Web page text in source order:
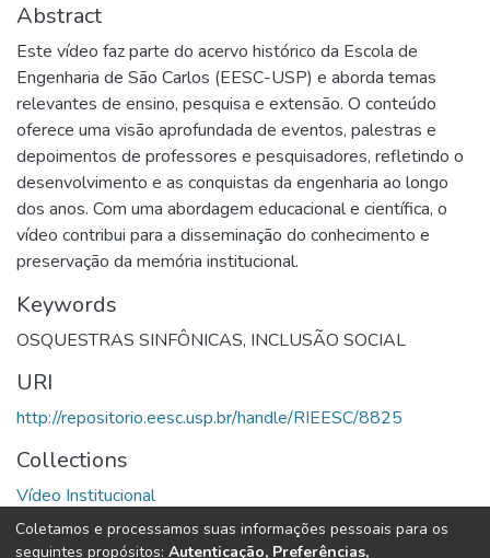
Abstract
Este vídeo faz parte do acervo histórico da Escola de
Engenharia de São Carlos (EESC-USP) e aborda temas
relevantes de ensino, pesquisa e extensão. O conteúdo
oferece uma visão aprofundada de eventos, palestras e
depoimentos de professores e pesquisadores, refletindo o
desenvolvimento e as conquistas da engenharia ao longo
dos anos. Com uma abordagem educacional e científica, o
vídeo contribui para a disseminação do conhecimento e
preservação da memória institucional.
Keywords
OSQUESTRAS SINFÔNICAS, INCLUSÃO SOCIAL
URI
http://repositorio.eesc.usp.br/handle/RIEESC/8825
Collections
Vídeo Institucional
Full item page
Coletamos e processamos suas informações pessoais para os
seguintes propósitos: Autenticação, Preferências,